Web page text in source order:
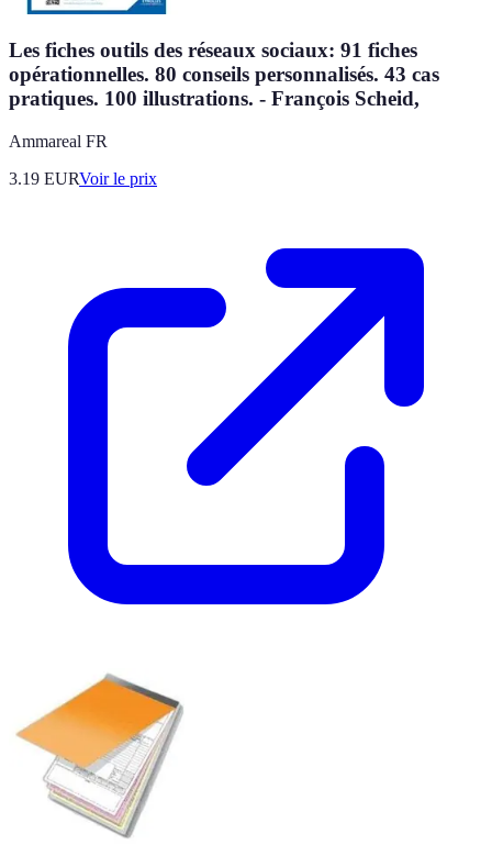
Les fiches outils des réseaux sociaux: 91 fiches
opérationnelles. 80 conseils personnalisés. 43 cas
pratiques. 100 illustrations. - François Scheid,
Ammareal FR
3.19 EURVoir le prix